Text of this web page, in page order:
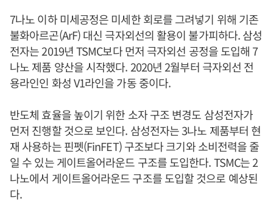
7나노 이하 미세공정은 미세한 회로를 그려넣기 위해 기존
불화아르곤(ArF) 대신 극자외선의 활용이 불가피하다. 삼성
전자는 2019년 TSMC보다 먼저 극자외선 공정을 도입해 7
나노 제품 양산을 시작했다. 2020년 2월부터 극자외선 전
용라인인 화성 V1라인을 가동 중이다.
반도체 효율을 높이기 위한 소자 구조 변경도 삼성전자가
먼저 진행할 것으로 보인다. 삼성전자는 3나노 제품부터 현
재 사용하는 핀펫(FinFET) 구조보다 크기와 소비전력을 줄
일 수 있는 게이트올어라운드 구조를 도입한다. TSMC는 2
나노에서 게이트올어라운드 구조를 도입할 것으로 예상된
다.